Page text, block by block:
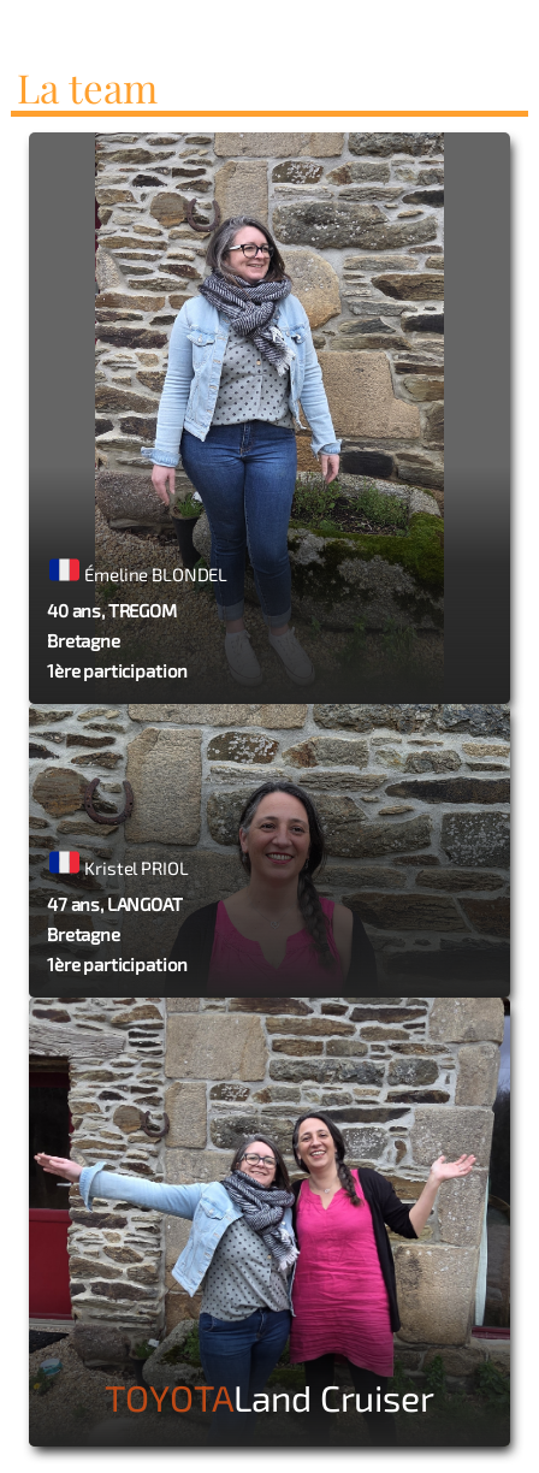
La team
Émeline BLONDEL
40 ans, TREGOM
Bretagne
1ère participation
Kristel PRIOL
47 ans, LANGOAT
Bretagne
1ère participation
TOYOTALand Cruiser